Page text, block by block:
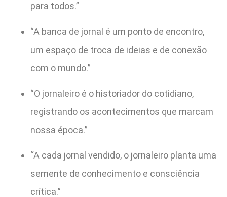
para todos.”
“A banca de jornal é um ponto de encontro,
um espaço de troca de ideias e de conexão
com o mundo.”
“O jornaleiro é o historiador do cotidiano,
registrando os acontecimentos que marcam
nossa época.”
“A cada jornal vendido, o jornaleiro planta uma
semente de conhecimento e consciência
crítica.”